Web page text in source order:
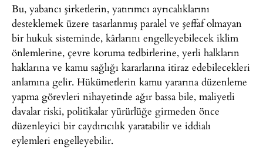
Bu, yabancı şirketlerin, yatırımcı ayrıcalıklarını
desteklemek üzere tasarlanmış paralel ve şeffaf olmayan
bir hukuk sisteminde, kârlarını engelleyebilecek iklim
önlemlerine, çevre koruma tedbirlerine, yerli halkların
haklarına ve kamu sağlığı kararlarına itiraz edebilecekleri
anlamına gelir. Hükümetlerin kamu yararına düzenleme
yapma görevleri nihayetinde ağır bassa bile, maliyetli
davalar riski, politikalar yürürlüğe girmeden önce
düzenleyici bir caydırıcılık yaratabilir ve iddialı
eylemleri engelleyebilir.